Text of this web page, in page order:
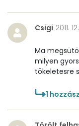
Csigi 2011.
Ma
milyen
tökeletesre
1